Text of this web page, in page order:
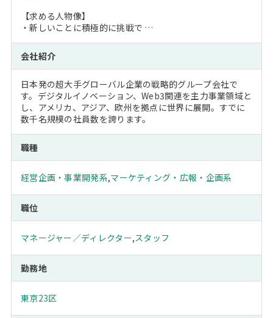
【求める人物像】
・新しいことに積極的に挑戦で …
会社紹介
日本発の超大手グローバル企業の戦略的グループ会社で
す。デジタルイノベーション、Web3関連を主力事業領域と
し、アメリカ、アジア、欧州を拠点に世界に展開。すでに
数千名規模の社員数を誇ります。
職種
経営企画・事業開発系,マーケティング・広報・企画系
職位
マネージャー／ディレクター,スタッフ
勤務地
東京23区